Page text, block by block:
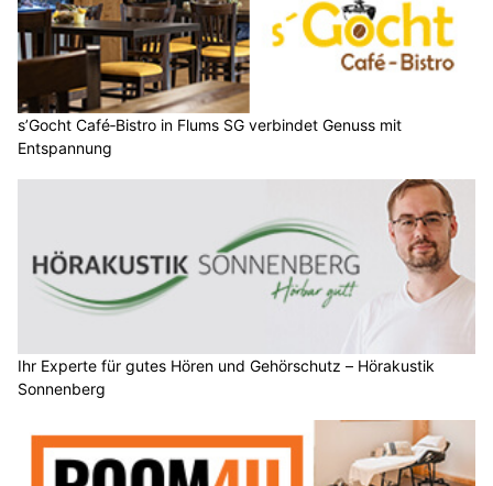
s’Gocht Café‑Bistro in Flums SG verbindet Genuss mit
Entspannung
Ihr Experte für gutes Hören und Gehörschutz – Hörakustik
Sonnenberg